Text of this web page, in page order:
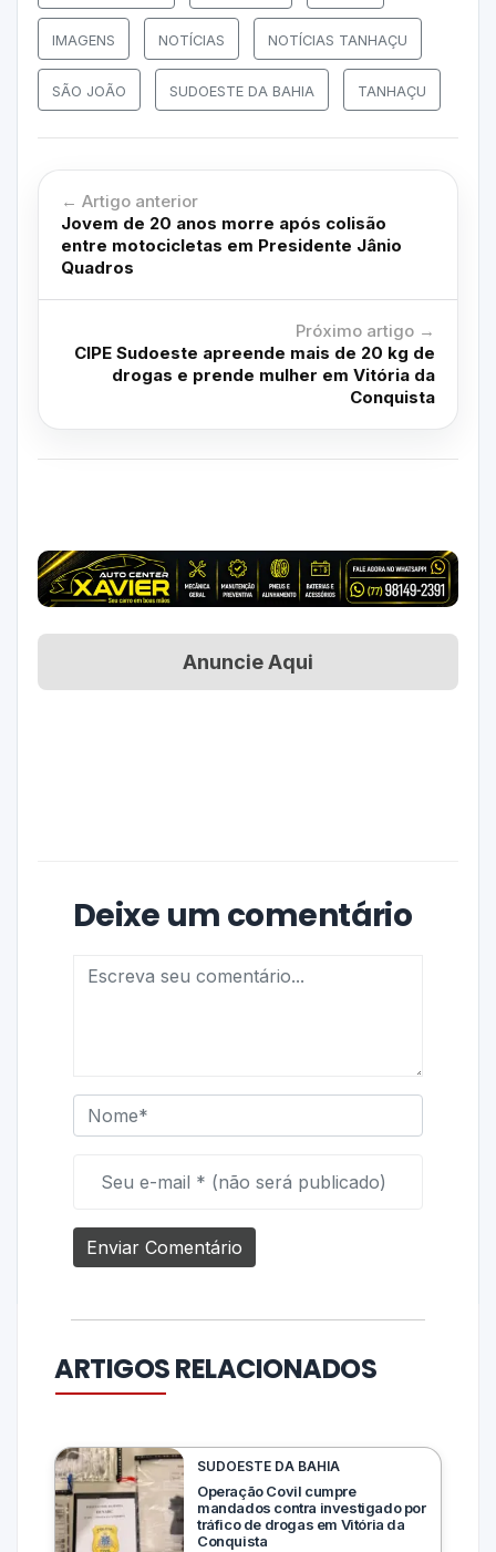
IMAGENS NOTÍCIAS NOTÍCIAS TANHAÇU
SÃO JOÃO SUDOESTE DA BAHIA TANHAÇU
← Artigo anterior
Jovem de 20 anos morre após colisão
entre motocicletas em Presidente Jânio
Quadros
Próximo artigo →
CIPE Sudoeste apreende mais de 20 kg de
drogas e prende mulher em Vitória da
Conquista
Anuncie Aqui
Deixe um comentário
ARTIGOS RELACIONADOS
SUDOESTE DA BAHIA
Operação Covil cumpre
mandados contra investigado por
tráfico de drogas em Vitória da
Conquista